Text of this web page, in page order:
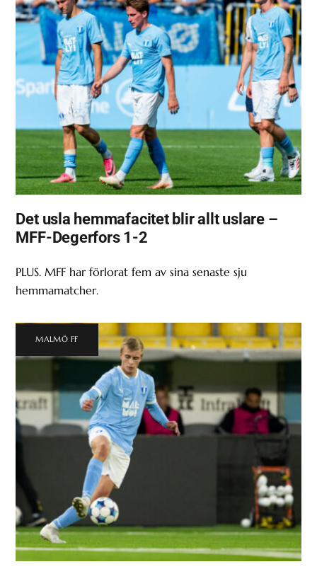
Det usla hemmafacitet blir allt uslare –
MFF-Degerfors 1-2
PLUS. MFF har förlorat fem av sina senaste sju
hemmamatcher.
MALMÖ FF